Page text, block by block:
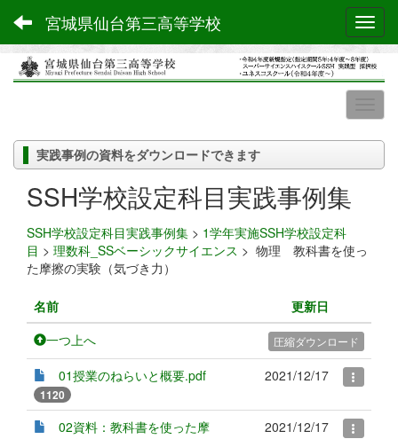
宮城県仙台第三高等学校
実践事例の資料をダウンロードできます
SSH学校設定科目実践事例集
SSH学校設定科目実践事例集 > 1学年実施SSH学校設定科
目 > 理数科_SSベーシックサイエンス > 物理 教科書を使っ
た摩擦の実験（気づき力）
名前
更新日
一つ上へ
圧縮ダウンロード
01授業のねらいと概要.pdf
1120
2021/12/17
02資料：教科書を使った摩
2021/12/17